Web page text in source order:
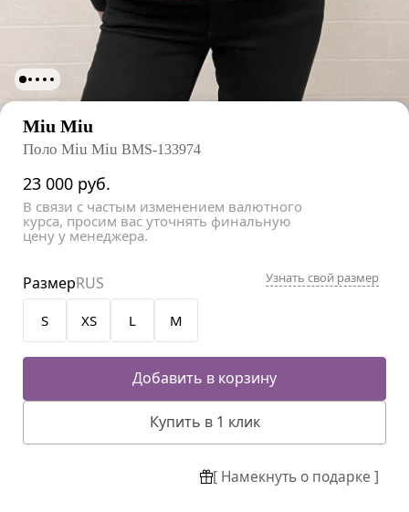
Miu Miu
Поло Miu Miu BMS-133974
23 000 руб.
В связи с частым изменением валютного
курса, просим вас уточнять финальную
цену у менеджера.
S XS L M
РазмерRUS Узнать свой размер
Добавить в корзину
Купить в 1 клик
[ Намекнуть о подарке ]